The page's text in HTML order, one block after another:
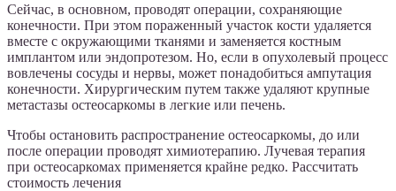
Сейчас, в основном, проводят операции, сохраняющие
конечности. При этом пораженный участок кости удаляется
вместе с окружающими тканями и заменяется костным
имплантом или эндопротезом. Но, если в опухолевый процесс
вовлечены сосуды и нервы, может понадобиться ампутация
конечности. Хирургическим путем также удаляют крупные
метастазы остеосаркомы в легкие или печень.
Чтобы остановить распространение остеосаркомы, до или
после операции проводят химиотерапию. Лучевая терапия
при остеосаркомах применяется крайне редко. Рассчитать
стоимость лечения